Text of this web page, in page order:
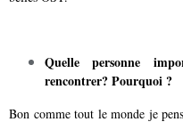
Quelle personne
rencontrer? Pourquoi ?
Bon comme tout le monde je